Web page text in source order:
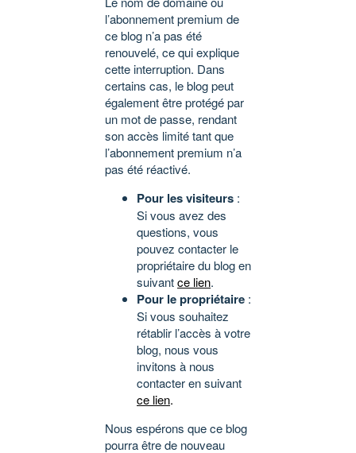
l’abonnement premium de
ce blog n’a pas été
renouvelé, ce qui explique
cette interruption. Dans
certains cas, le blog peut
également être protégé par
un mot de passe, rendant
son accès limité tant que
l’abonnement premium n’a
pas été réactivé.
Pour les visiteurs :
Si vous avez des
questions, vous
pouvez contacter le
propriétaire du blog en
suivantce lien.
Pour le propriétaire :
Si vous souhaitez
rétablir l’accès à votre
blog, nous vous
invitons à nous
contacter en suivant
ce lien.
Nous espérons que ce blog
pourra être de nouveau